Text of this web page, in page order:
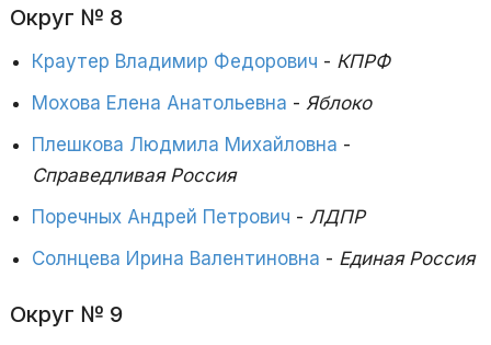
Округ № 8
Краутер Владимир Федорович - КПРФ
Мохова Елена Анатольевна - Яблоко
Плешкова Людмила Михайловна -
Справедливая Россия
Поречных Андрей Петрович - ЛДПР
Солнцева Ирина Валентиновна - Единая Россия
Округ № 9